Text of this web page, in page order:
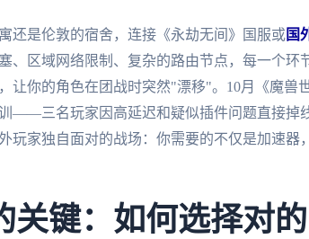
还是伦敦的宿舍，连接《永劫无间》国服或国
、区域网络限制、复杂的路由节点，每一个环
让你的角色在团战时突然"漂移"。10月《魔兽
——三名玩家因高延迟和疑似插件问题直接掉
玩家独自面对的战场：你需要的不仅是加速器
关键：如何选择对